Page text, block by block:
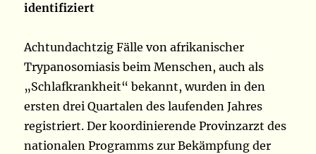
identifiziert
Achtundachtzig Fälle von afrikanischer
Trypanosomiasis beim Menschen, auch als
„Schlafkrankheit“ bekannt, wurden in den
ersten drei Quartalen des laufenden Jahres
registriert. Der koordinierende Provinzarzt des
nationalen Programms zur Bekämpfung der